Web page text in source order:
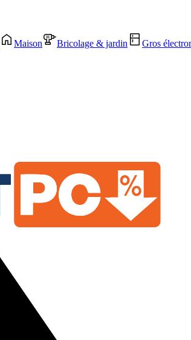
Maison Bricolage & jardin Gros